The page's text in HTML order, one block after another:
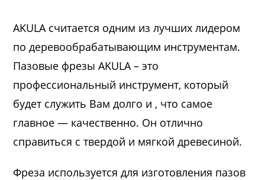
AKULA считается одним из лучших лидером
по деревообрабатывающим инструментам.
Пазовые фрезы AKULA – это
профессиональный инструмент, который
будет служить Вам долго и , что самое
главное — качественно. Он отлично
справиться с твердой и мягкой древесиной.
Фреза используется для изготовления пазов